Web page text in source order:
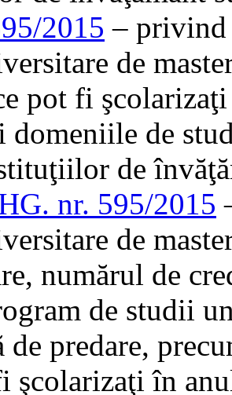
2015 – privind
de
pot fi
domeniile de
de
nr. 595/2015
de
numărul de
de studii
de predare,
şcolarizaţi în